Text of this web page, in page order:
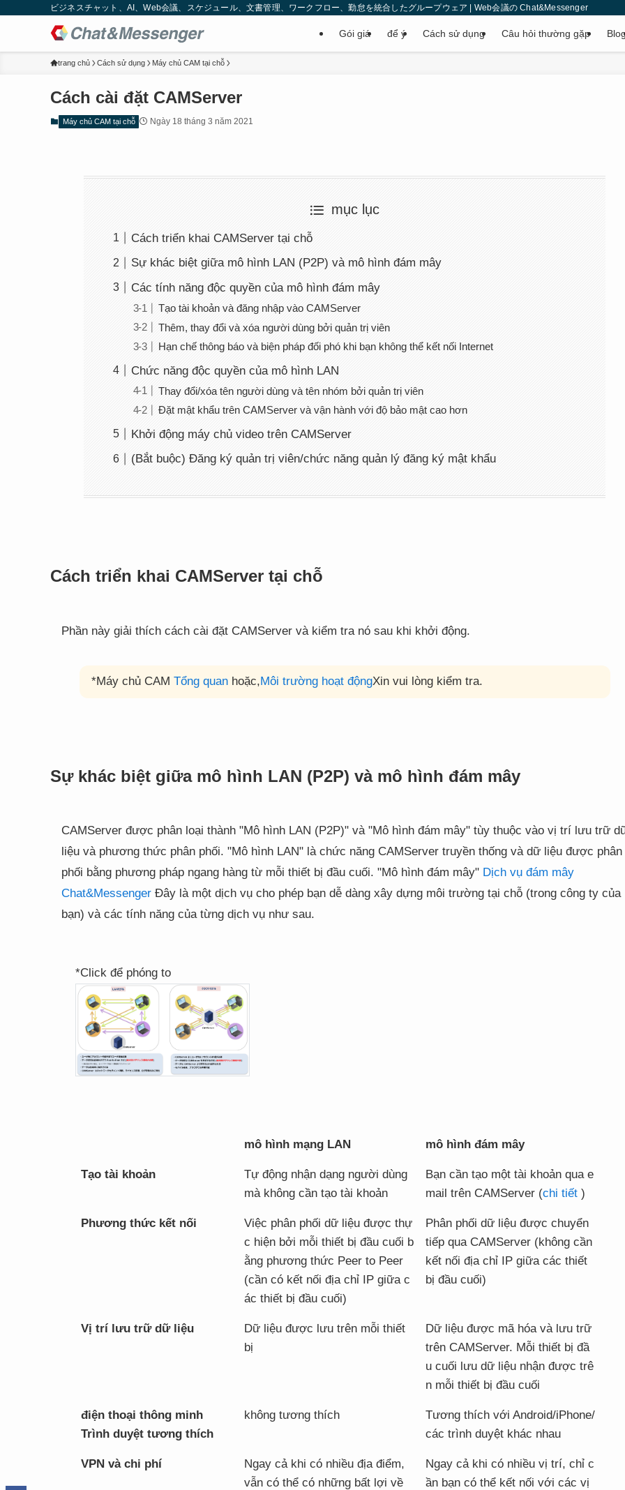
ビジネスチャット、AI、Web会議、スケジュール、文書管理、ワークフロー、勤怠を統合したグループウェア | Web会議の Chat&Messenger
Gói giá để ý Cách sử dụng Câu hỏi thường gặp
trang chủ Cách sử dụng Máy chủ CAM tại chỗ
Cách cài đặt CAMServer
Máy chủ CAM tại chỗ Ngày 18 tháng 3 năm 2021
mục lục
Cách triển khai CAMServer tại chỗ
Sự khác biệt giữa mô hình LAN (P2P) và mô hình đám mây
Các tính năng độc quyền của mô hình đám mây
Tạo tài khoản và đăng nhập vào CAMServer
Thêm, thay đổi và xóa người dùng bởi quản trị viên
Hạn chế thông báo và biện pháp đối phó khi bạn không thể kết nối Internet
Chức năng độc quyền của mô hình LAN
Thay đổi/xóa tên người dùng và tên nhóm bởi quản trị viên
Đặt mật khẩu trên CAMServer và vận hành với độ bảo mật cao hơn
Khởi động máy chủ video trên CAMServer
(Bắt buộc) Đăng ký quản trị viên/chức năng quản lý đăng ký mật khẩu
Cách triển khai CAMServer tại chỗ
Phần này giải thích cách cài đặt CAMServer và kiểm tra nó sau khi khởi động.
*Máy chủ CAM Tổng quanhoặc,Môi trường hoạt độngXin vui lòng kiểm tra.
Sự khác biệt giữa mô hình LAN (P2P) và mô hình đám mây
CAMServer được phân loại thành "Mô hình LAN (P2P)" và "Mô hình đám mây" tùy thuộc vào vị trí lưu trữ
liệu và phương thức phân phối. "Mô hình LAN" là chức năng CAMServer truyền thống và dữ liệu được phân
phối bằng phương pháp ngang hàng từ mỗi thiết bị đầu cuối. "Mô hình đám mây" Dịch vụ đám mây
Chat&Messenger Đây là một dịch vụ cho phép bạn dễ dàng xây dựng môi trường tại chỗ (trong công ty của
bạn) và các tính năng của từng dịch vụ như sau.
*Click để phóng to
mô hình mạng LAN mô hình đám mây
Tạo tài khoản
Tự động nhận dạng người dùng
mà không cần tạo tài khoản
Bạn cần tạo một tài khoản qua e
mail trên CAMServer (chi tiết)
Phương thức kết nối
Việc phân phối dữ liệu được thự
c hiện bởi mỗi thiết bị đầu cuối b
ằng phương thức Peer to Peer
(cần có kết nối địa chỉ IP giữa c
ác thiết bị đầu cuối)
Phân phối dữ liệu được chuyển
tiếp qua CAMServer (không cần
kết nối địa chỉ IP giữa các thiết
bị đầu cuối)
Vị trí lưu trữ dữ liệu
Dữ liệu được lưu trên mỗi thiết
bị
Dữ liệu được mã hóa và lưu trữ
trên CAMServer. Mỗi thiết bị đầ
u cuối lưu dữ liệu nhận được trê
n mỗi thiết bị đầu cuối
điện thoại thông minh
Trình duyệt tương thích
không tương thích
Tương thích với Android/iPhone/
các trình duyệt khác nhau
VPN và chi phí
Ngay cả khi có nhiều địa điểm,
vẫn có thể có những bất lợi về
Ngay cả khi có nhiều vị trí, chỉ c
ần bạn có thể kết nối với các vị